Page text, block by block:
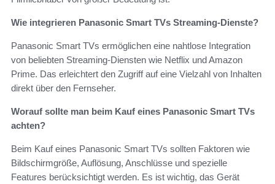
Wie integrieren Panasonic Smart TVs Streaming-Dienste?
Panasonic Smart TVs ermöglichen eine nahtlose Integration
von beliebten Streaming-Diensten wie Netflix und Amazon
Prime. Das erleichtert den Zugriff auf eine Vielzahl von Inhalten
direkt über den Fernseher.
Worauf sollte man beim Kauf eines Panasonic Smart TVs
achten?
Beim Kauf eines Panasonic Smart TVs sollten Faktoren wie
Bildschirmgröße, Auflösung, Anschlüsse und spezielle
Features berücksichtigt werden. Es ist wichtig, das Gerät